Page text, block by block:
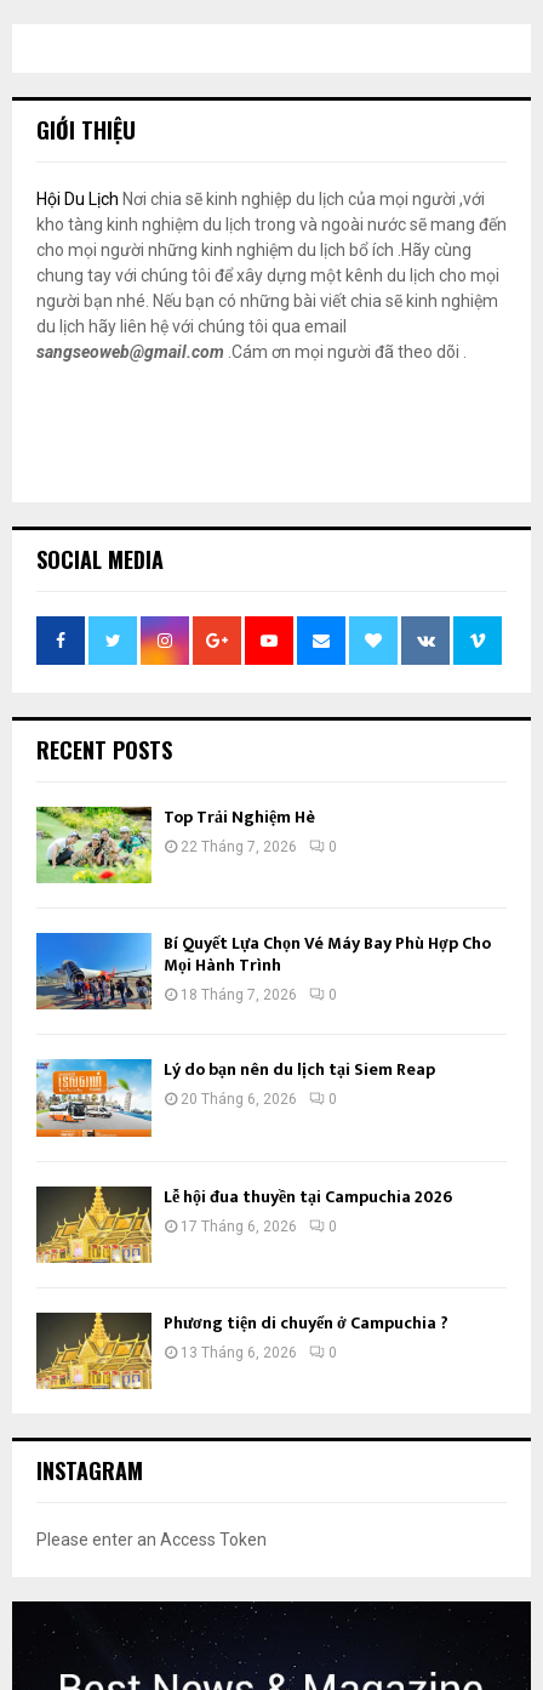
GIỚI THIỆU
Hội Du Lịch Nơi chia sẽ kinh nghiệp du lịch của mọi người ,với
kho tàng kinh nghiệm du lịch trong và ngoài nước sẽ mang đến
cho mọi người những kinh nghiệm du lịch bổ ích .Hãy cùng
chung tay với chúng tôi để xây dựng một kênh du lịch cho mọi
người bạn nhé. Nếu bạn có những bài viết chia sẽ kinh nghiệm
du lịch hãy liên hệ với chúng tôi qua email
sangseoweb@gmail.com .Cám ơn mọi người đã theo dõi .
SOCIAL MEDIA
RECENT POSTS
Top Trải Nghiệm Hè
22 Tháng 7, 2026 0
Bí Quyết Lựa Chọn Vé Máy Bay Phù Hợp Cho
Mọi Hành Trình
18 Tháng 7, 2026 0
Lý do bạn nên du lịch tại Siem Reap
20 Tháng 6, 2026 0
Lễ hội đua thuyền tại Campuchia 2026
17 Tháng 6, 2026 0
Phương tiện di chuyển ở Campuchia ?
13 Tháng 6, 2026 0
INSTAGRAM
Please enter an Access Token